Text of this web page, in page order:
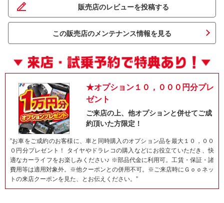
ネット予約でキャンペーンに応募しよ
販売店のレビューを投稿する
この販売店のメンテナンス情報を見る
★オプション１０，０００円分プレ
ゼント
ご来店の上、他オプションと併せてご成
約頂いた方限定！
”お車をご成約のお客様に、車と同時購入のオプション品を最大１０，００
０円分プレゼント！ タイヤやドラレコの購入などにお役立ていただき、快
適なカーライフをお楽しみください♪ ※部品代金に利用可。工賃・保証・諸
費用等は適用対象外。※他クーポンとの併用不可。※ご来店時にＧｏｏネッ
トの来店クーポンを見た、とお伝えください。”